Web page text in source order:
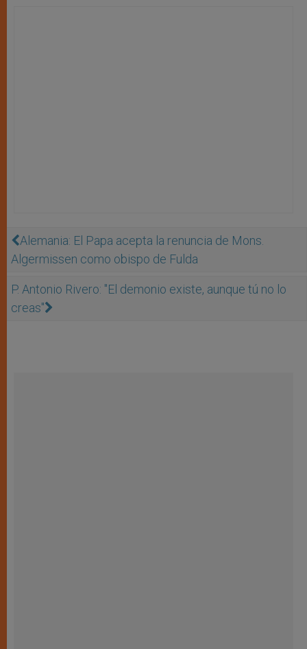
Alemania: El Papa acepta la renuncia de Mons.
Algermissen como obispo de Fulda
P. Antonio Rivero: "El demonio existe, aunque tú no lo
creas"